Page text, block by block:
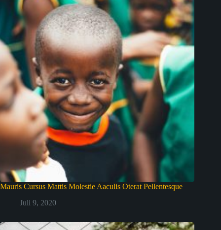
Mauris Cursus Mattis Molestie Aaculis Oterat Pellentesque
Juli 9, 2020